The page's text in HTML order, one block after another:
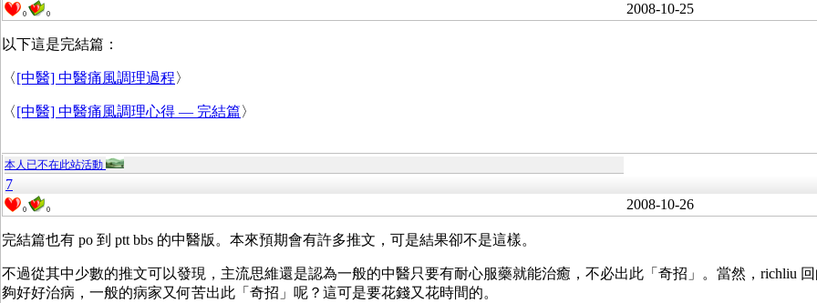
0 0 2008-10-25
以下這是完結篇：
〈[中醫] 中醫痛風調理過程〉
〈[中醫] 中醫痛風調理心得 — 完結篇〉
本人已不在此站活動
7
0 0 2008-10-26
完結篇也有 po 到 ptt bbs 的中醫版。本來預期會有許多推文，可是結果卻不是這樣。
不過從其中少數的推文可以發現，主流思維還是認為一般的中醫只要有耐心服藥就能治癒，不必出此「奇招」。當然，richliu
夠好好治病，一般的病家又何苦出此「奇招」呢？這可是要花錢又花時間的。